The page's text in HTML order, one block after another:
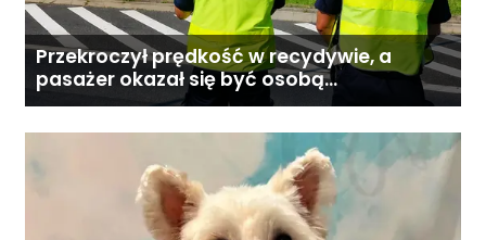
Przekroczył prędkość w recydywie, a
pasażer okazał się być osobą
poszukiwaną